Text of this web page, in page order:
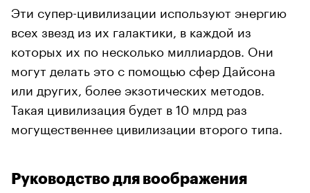
Эти супер-цивилизации используют энергию
всех звезд из их галактики, в каждой из
которых их по несколько миллиардов. Они
могут делать это с помощью сфер Дайсона
или других, более экзотических методов.
Такая цивилизация будет в 10 млрд раз
могущественнее цивилизации второго типа.
Руководство для воображения